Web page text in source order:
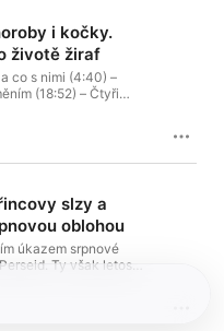
i kočky.
životě žiraf
co s nimi (4:40) –
(18:52) – Čtyři
poslouchat v
iOS nebo na webu
slzy a
oblohou
úkazem srpnové
Ty však letos
Slunce.Všechny díly
poslouchat v mobilní
na webu